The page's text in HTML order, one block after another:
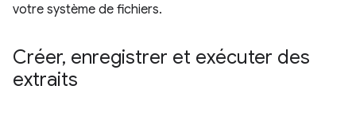
votre système de fichiers.
Créer, enregistrer et exécuter des
extraits